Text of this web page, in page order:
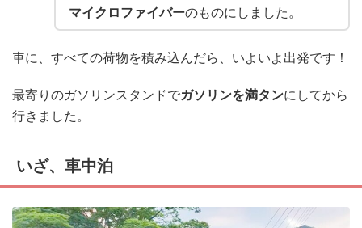
マイクロファイバーのものにしました。
車に、すべての荷物を積み込んだら、いよいよ出発です！
最寄りのガソリンスタンドでガソリンを満タンにしてから
行きました。
いざ、車中泊